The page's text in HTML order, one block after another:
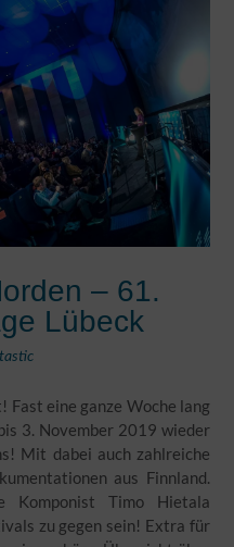
– 61.
Lübeck
eine ganze Woche lang
3. November 2019 wieder
Mit dabei auch zahlreiche
aus Finnland.
Komponist Timo Hietala
zu gegen sein! Extra für